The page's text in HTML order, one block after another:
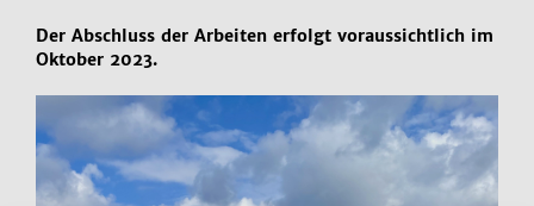
Der Abschluss der Arbeiten erfolgt voraussichtlich im
Oktober 2023.